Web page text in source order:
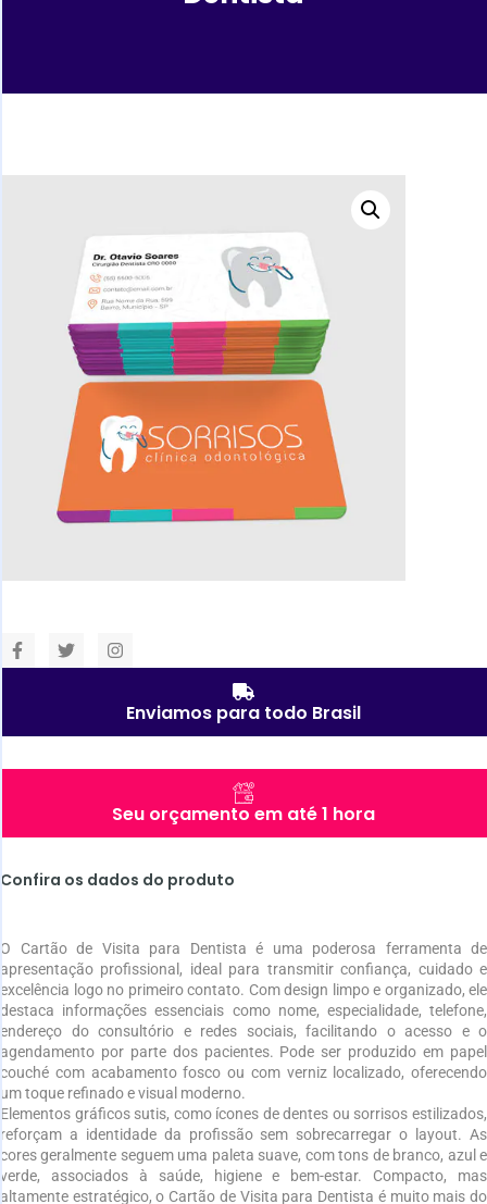
Enviamos para todo Brasil
Seu orçamento em até 1 hora
Confira os dados do produto
O Cartão de Visita para Dentista é uma poderosa ferramenta de
apresentação profissional, ideal para transmitir confiança, cuidado e
excelência logo no primeiro contato. Com design limpo e organizado, ele
destaca informações essenciais como nome, especialidade, telefone,
endereço do consultório e redes sociais, facilitando o acesso e o
agendamento por parte dos pacientes. Pode ser produzido em papel
couché com acabamento fosco ou com verniz localizado, oferecendo
um toque refinado e visual moderno.
Elementos gráficos sutis, como ícones de dentes ou sorrisos estilizados,
reforçam a identidade da profissão sem sobrecarregar o layout. As
cores geralmente seguem uma paleta suave, com tons de branco, azul e
verde, associados à saúde, higiene e bem-estar. Compacto, mas
altamente estratégico, o Cartão de Visita para Dentista é muito mais do